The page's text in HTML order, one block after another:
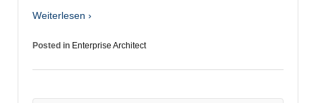
Weiterlesen ›
Posted in Enterprise Architect